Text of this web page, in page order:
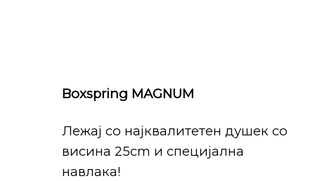
Boxspring MAGNUM
Лежај со најквалитетен душек со
висина 25cm и специјална
навлака!